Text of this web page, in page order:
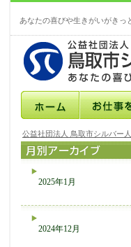
あなたの喜びや生きがいがきっ
公益社団法人 鳥取市シルバー
2025年1月
2024年12月